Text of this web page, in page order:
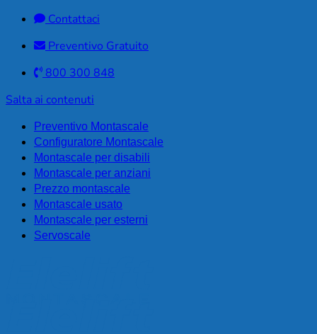
Contattaci
Preventivo Gratuito
800 300 848
Salta ai contenuti
Preventivo Montascale
Configuratore Montascale
Montascale per disabili
Montascale per anziani
Prezzo montascale
Montascale usato
Montascale per esterni
Servoscale